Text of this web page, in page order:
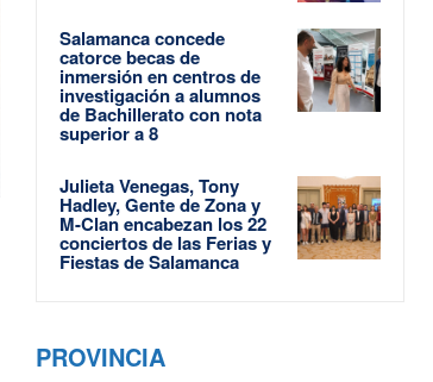
Salamanca concede
catorce becas de
inmersión en centros de
investigación a alumnos
de Bachillerato con nota
superior a 8
Julieta Venegas, Tony
Hadley, Gente de Zona y
M-Clan encabezan los 22
conciertos de las Ferias y
Fiestas de Salamanca
PROVINCIA